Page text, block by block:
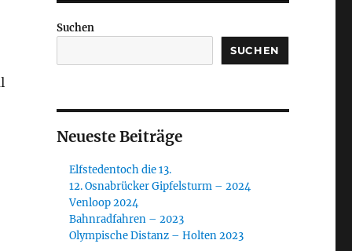
Suchen
SUCHEN
Neueste Beiträge
Elfstedentoch die 13.
12. Osnabrücker Gipfelsturm – 2024
Venloop 2024
Bahnradfahren – 2023
Olympische Distanz – Holten 2023